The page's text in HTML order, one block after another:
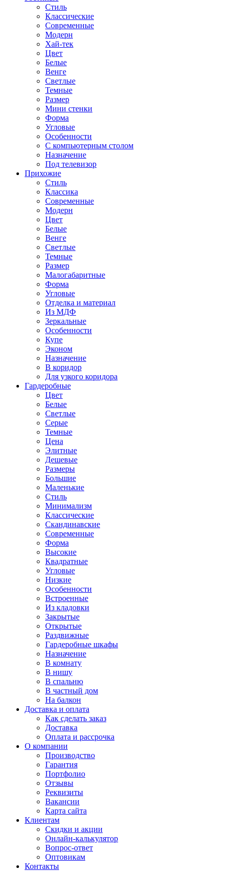
Стиль
Классические
Современные
Модерн
Хай-тек
Цвет
Белые
Венге
Светлые
Темные
Размер
Мини стенки
Форма
Угловые
Особенности
С компьютерным столом
Назначение
Под телевизор
Прихожие
Стиль
Классика
Современные
Модерн
Цвет
Белые
Венге
Светлые
Темные
Размер
Малогабаритные
Форма
Угловые
Отделка и материал
Из МДФ
Зеркальные
Особенности
Купе
Эконом
Назначение
В коридор
Для узкого коридора
Гардеробные
Цвет
Белые
Светлые
Серые
Темные
Цена
Элитные
Дешевые
Размеры
Большие
Маленькие
Стиль
Минимализм
Классические
Скандинавские
Современные
Форма
Высокие
Квадратные
Угловые
Низкие
Особенности
Встроенные
Из кладовки
Закрытые
Открытые
Раздвижные
Гардеробные шкафы
Назначение
В комнату
В нишу
В спальню
В частный дом
На балкон
Доставка и оплата
Как сделать заказ
Доставка
Оплата и рассрочка
О компании
Производство
Гарантия
Портфолио
Отзывы
Реквизиты
Вакансии
Карта сайта
Клиентам
Скидки и акции
Онлайн-калькулятор
Вопрос-ответ
Оптовикам
Контакты